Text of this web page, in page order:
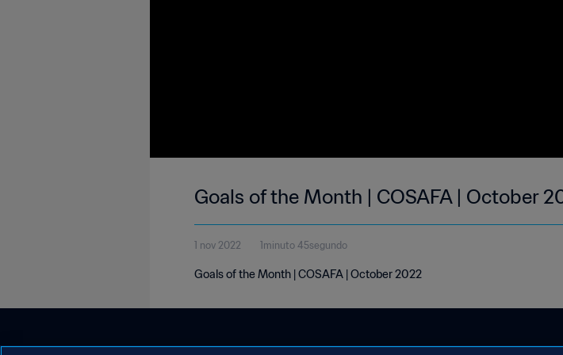
Goals of the Month | COSAFA | October
1 nov 2022 1minuto 45segundo
Goals of the Month | COSAFA | October 2022